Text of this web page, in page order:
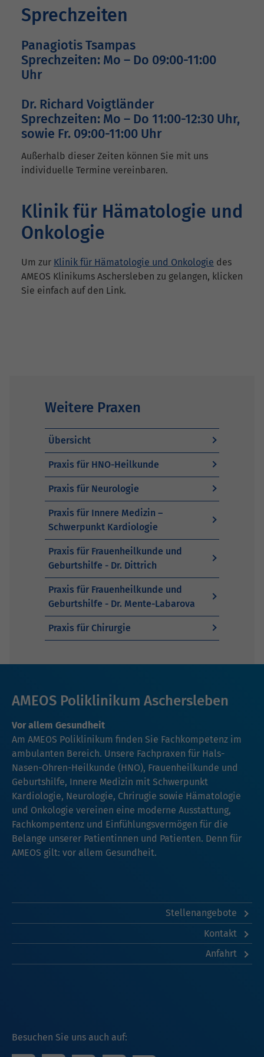
Sprechzeiten
Panagiotis Tsampas
Sprechzeiten: Mo – Do 09:00-11:00
Uhr
Dr. Richard Voigtländer
Sprechzeiten: Mo – Do 11:00-12:30 Uhr,
sowie Fr. 09:00-11:00 Uhr
Außerhalb dieser Zeiten können Sie mit uns
individuelle Termine vereinbaren.
Klinik für Hämatologie und
Onkologie
Um zur Klinik für Hämatologie und Onkologie des
AMEOS Klinikums Aschersleben zu gelangen, klicken
Sie einfach auf den Link.
Weitere Praxen
Übersicht
Praxis für HNO-Heilkunde
Praxis für Neurologie
Praxis für Innere Medizin –
Schwerpunkt Kardiologie
Praxis für Frauenheilkunde und
Geburtshilfe - Dr. Dittrich
Praxis für Frauenheilkunde und
Geburtshilfe - Dr. Mente-Labarova
Praxis für Chirurgie
AMEOS Poliklinikum Aschersleben
Vor allem Gesundheit
Am AMEOS Poliklinikum finden Sie Fachkompetenz im
ambulanten Bereich. Unsere Fachpraxen für Hals-
Nasen-Ohren-Heilkunde (HNO), Frauenheilkunde und
Geburtshilfe, Innere Medizin mit Schwerpunkt
Kardiologie, Neurologie, Chrirugie sowie Hämatologie
und Onkologie vereinen eine moderne Ausstattung,
Fachkompentenz und Einfühlungsvermögen für die
Belange unserer Patientinnen und Patienten. Denn für
AMEOS gilt: vor allem Gesundheit.
Stellenangebote
Kontakt
Anfahrt
Besuchen Sie uns auch auf: